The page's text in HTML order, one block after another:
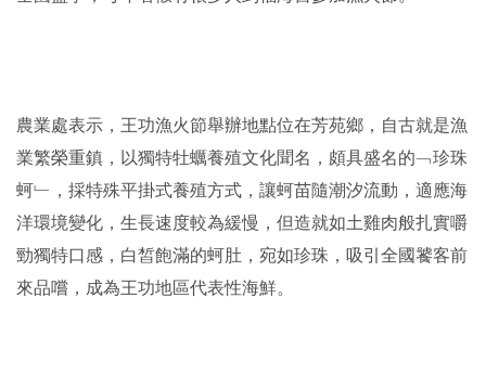
農業處表示，王功漁火節舉辦地點位在芳苑鄉，自古就是漁
業繁榮重鎮，以獨特牡蠣養殖文化聞名，頗具盛名的﹁珍珠
蚵﹂，採特殊平掛式養殖方式，讓蚵苗隨潮汐流動，適應海
洋環境變化，生長速度較為緩慢，但造就如土雞肉般扎實嚼
勁獨特口感，白皙飽滿的蚵肚，宛如珍珠，吸引全國饕客前
來品嚐，成為王功地區代表性海鮮。